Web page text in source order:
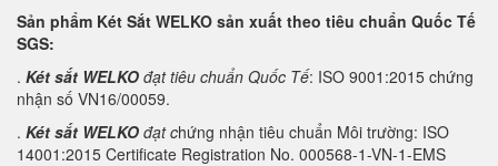
Sản phẩm Két Sắt WELKO sản xuất theo tiêu chuẩn Quốc Tế
SGS:
. Két sắt WELKO đạt tiêu chuẩn Quốc Tế: ISO 9001:2015 chứng
nhận số VN16/00059.
. Két sắt WELKO đạt chứng nhận tiêu chuẩn Môi trường: ISO
14001:2015 Certificate Registration No. 000568-1-VN-1-EMS